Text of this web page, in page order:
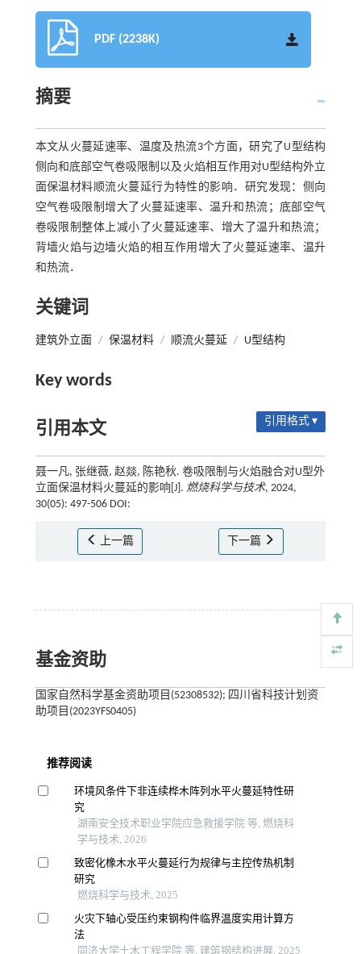
PDF (2238K)
摘要
本文从火蔓延速率、温度及热流3个方面，研究了U型结构
侧向和底部空气卷吸限制以及火焰相互作用对U型结构外立
面保温材料顺流火蔓延行为特性的影响．研究发现：侧向
空气卷吸限制增大了火蔓延速率、温升和热流；底部空气
卷吸限制整体上减小了火蔓延速率、增大了温升和热流；
背墙火焰与边墙火焰的相互作用增大了火蔓延速率、温升
和热流．
关键词
建筑外立面 / 保温材料 / 顺流火蔓延 / U型结构
Key words
引用本文 引用格式 ▾
聂一凡, 张继薇, 赵燚, 陈艳秋. 卷吸限制与火焰融合对U型外
立面保温材料火蔓延的影响[J]. 燃烧科学与技术, 2024,
30(05): 497-506 DOI:
上一篇 下一篇
基金资助
国家自然科学基金资助项目(52308532); 四川省科技计划资
助项目(2023YFS0405)